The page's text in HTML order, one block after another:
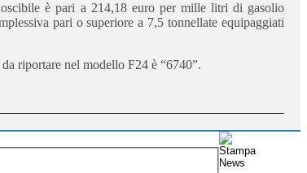
è pari a 214,18 euro per mille litri di gasolio
pari o superiore a 7,5 tonnellate equipaggiati
riportare nel modello F24 è “6740”.